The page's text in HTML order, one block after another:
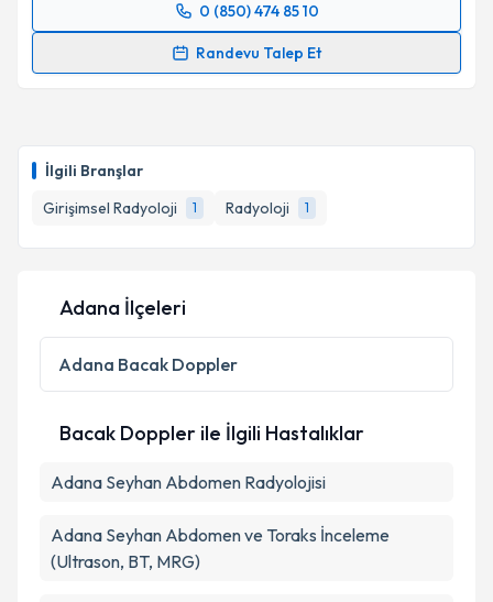
İlgili Branşlar
Girişimsel Radyoloji
1 Radyoloji 1
0 (850) 474 85 10
Randevu Talep Et
Randevu Takvimi Talebi
bilgilendireceğiz.
E-posta Adresiniz
Kişisel verilerimin işlenmesine ilişkin
Metni'ni okudum ve kişisel verilerimin belirtilen
kapsamda işlenmesini kabul ediyorum.
Takvim Talebini Gönder
Adana İlçeleri
Adana Bacak Doppler
Bacak Doppler ile İlgili Hastalıklar
Adana Seyhan Abdomen Radyolojisi
Adana Seyhan Abdomen ve Toraks İnceleme
(Ultrason, BT, MRG)